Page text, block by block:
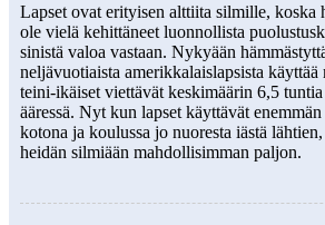
Lapset ovat erityisen alttiita silmille, koska
ole vielä kehittäneet luonnollista
sinistä valoa vastaan. Nykyään
neljävuotiaista amerikkalaislapsista
teini-ikäiset viettävät keskimäärin 6,5
ääressä. Nyt kun lapset käyttävät
kotona ja koulussa jo nuoresta iästä
heidän silmiään mahdollisimman paljon.